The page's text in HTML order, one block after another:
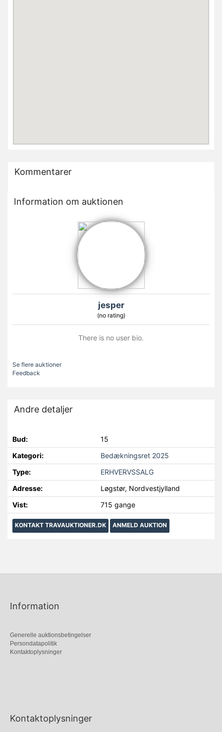
Kommentarer
Information om auktionen
jesper
(no rating)
There is no user bio.
Se flere auktioner
Feedback
Andre detaljer
Bud:
15
Kategori:
Bedækningsret 2025
Type:
ERHVERVSSALG
Adresse:
Løgstør, Nordvestjylland
Vist:
715 gange
KONTAKT TRAVAUKTIONER.DK ANMELD AUKTION
Information
Generelle auktionsbetingelser
Persondatapolitik
Kontaktoplysninger
Kontaktoplysninger